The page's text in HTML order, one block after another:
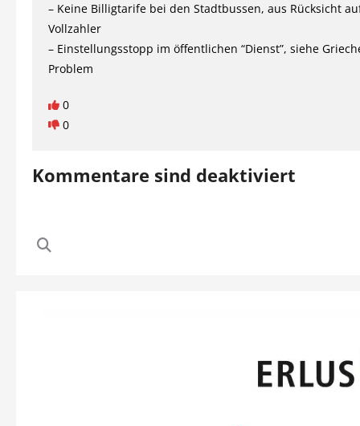
– Keine Billigtarife bei den Stadtbussen, aus Rücksicht
Vollzahler
– Einstellungsstopp im öffentlichen “Dienst”, siehe
Problem
0
0
Kommentare sind deaktiviert